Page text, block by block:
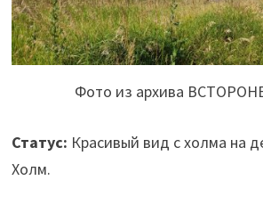
Фото из архива
Статус: Красивый вид с холма на
Холм.